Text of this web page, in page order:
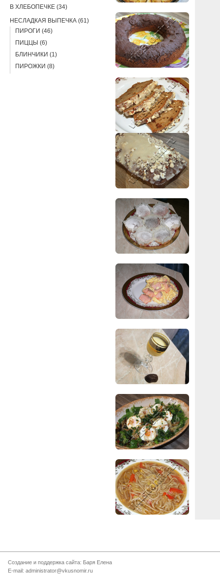
В ХЛЕБОПЕЧКЕ (34)
НЕСЛАДКАЯ ВЫПЕЧКА (61)
ПИРОГИ (46)
ПИЦЦЫ (6)
БЛИНЧИКИ (1)
ПИРОЖКИ (8)
Создание и поддержка сайта: Баря Елена
E-mail: administrator@vkusnomir.ru